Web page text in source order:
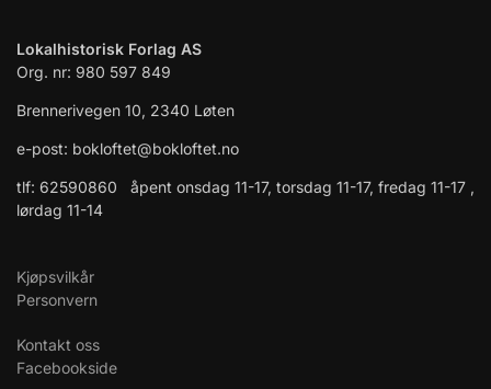
Lokalhistorisk Forlag AS
Org. nr: 980 597 849
Brennerivegen 10, 2340 Løten
e-post: bokloftet@bokloftet.no
tlf: 62590860 åpent onsdag 11-17, torsdag 11-17, fredag 11-17 ,
lørdag 11-14
Kjøpsvilkår
Personvern
Kontakt oss
Facebookside